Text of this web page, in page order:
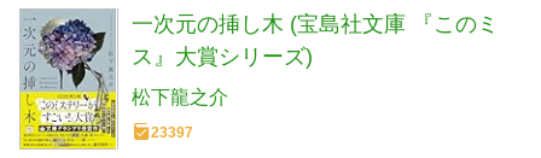
一次元の挿し木 (宝島社文庫 『このミ
ス』大賞シリーズ)
松下龍之介
23397